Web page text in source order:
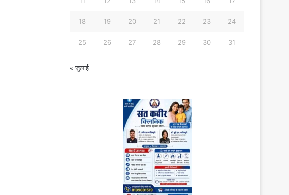
18 19 20 21 22 23 24
25 26 27 28 29 30 31
« जुलाई